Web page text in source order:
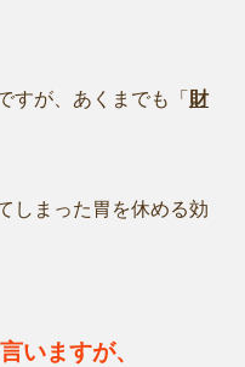
すが、あくまでも「 財
しまった胃を休める効
いますが、